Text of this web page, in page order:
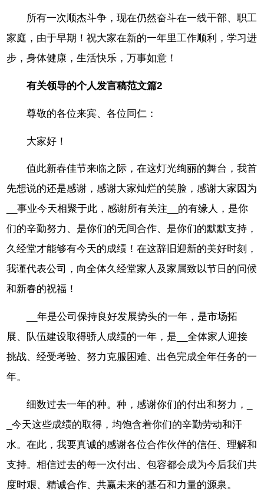
所有一次顺杰斗争，现在仍然奋斗在一线干部、职工
家庭，由于早期！祝大家在新的一年里工作顺利，学习进
步，身体健康，生活快乐，万事如意！
有关领导的个人发言稿范文篇2
尊敬的各位来宾、各位同仁：
大家好！
值此新春佳节来临之际，在这灯光绚丽的舞台，我首
先想说的还是感谢，感谢大家灿烂的笑脸，感谢大家因为
__事业今天相聚于此，感谢所有关注__的有缘人，是你
们的辛勤努力、是你们的无间合作、是你们的默默支持，
久经堂才能够有今天的成绩！在这辞旧迎新的美好时刻，
我谨代表公司，向全体久经堂家人及家属致以节日的问候
和新春的祝福！
__年是公司保持良好发展势头的一年，是市场拓
展、队伍建设取得骄人成绩的一年，是__全体家人迎接
挑战、经受考验、努力克服困难、出色完成全年任务的一
年。
细数过去一年的种。种，感谢你们的付出和努力，_
_今天这些成绩的取得，均饱含着你们的辛勤劳动和汗
水。在此，我要真诚的感谢各位合作伙伴的信任、理解和
支持。相信过去的每一次付出、包容都会成为今后我们共
度时艰、精诚合作、共赢未来的基石和力量的源泉。